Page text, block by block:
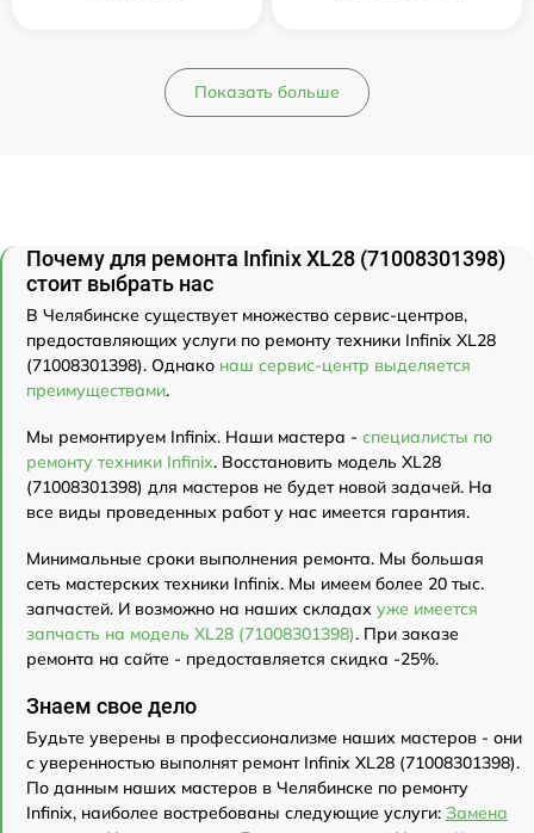
Показать больше
Почему для ремонта Infinix XL28 (71008301398)
стоит выбрать нас
В Челябинске существует множество сервис-центров,
предоставляющих услуги по ремонту техники Infinix XL28
(71008301398). Однако наш сервис-центр выделяется
преимуществами.
Мы ремонтируем Infinix. Наши мастера - специалисты по
ремонту техники Infinix. Восстановить модель XL28
(71008301398) для мастеров не будет новой задачей. На
все виды проведенных работ у нас имеется гарантия.
Минимальные сроки выполнения ремонта. Мы большая
сеть мастерских техники Infinix. Мы имеем более 20 тыс.
запчастей. И возможно на наших складах уже имеется
запчасть на модель XL28 (71008301398). При заказе
ремонта на сайте - предоставляется скидка -25%.
Знаем свое дело
Будьте уверены в профессионализме наших мастеров - они
с уверенностью выполнят ремонт Infinix XL28 (71008301398).
По данным наших мастеров в Челябинске по ремонту
Infinix, наиболее востребованы следующие услуги: Замена